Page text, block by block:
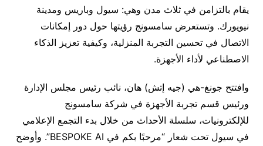
يقام بالتزامن في ثلاث مدن وهي: سيول وباريس ومدينة
نيويورك. وتستعرض سامسونج رؤيتها حول دور إمكانات
الاتصال في تحسين التجربة المنزلية، وكيفية تعزيز الذكاء
الاصطناعي لأداء الأجهزة.
وافتتح جونغ-هي (جيه إتش) هان، نائب رئيس مجلس الإدارة
ورئيس قسم تجربة الأجهزة في شركة سامسونج
للإلكترونيات، سلسلة الأحداث من خلال بدء التجمع الإعلامي
في سيول تحت شعار “مرحبًا بكم في BESPOKE AI”. وأوضح